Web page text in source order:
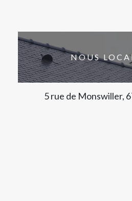
NOUS
5 rue de Monswiller,